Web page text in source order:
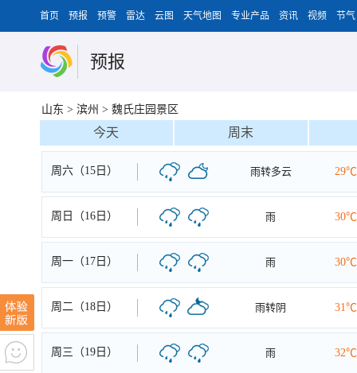
首页 预报 预警 雷达 云图 天气地图 专业产品 资讯 视频 节气
预报
山东 > 滨州 > 魏氏庄园景区
今天 周末
周六（15日） 雨转多云 29℃
周日（16日） 雨 30℃
周一（17日） 雨 30℃
周二（18日） 雨转阴 31℃
周三（19日） 雨 32℃